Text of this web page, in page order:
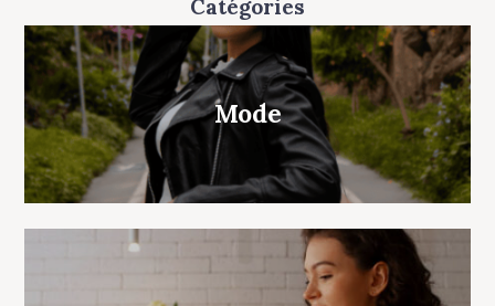
Catégories
Mode
a
t
i
o
n